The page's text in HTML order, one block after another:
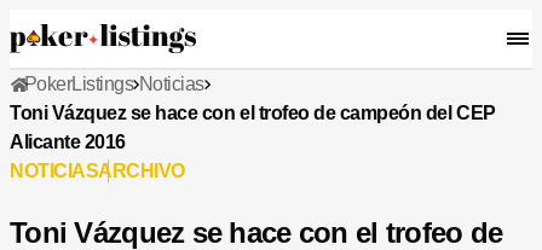
PokerListings Noticias
Toni Vázquez se hace con el trofeo de campeón del CEP
Alicante 2016
NOTICIASARCHIVO
Toni Vázquez se hace con el trofeo de